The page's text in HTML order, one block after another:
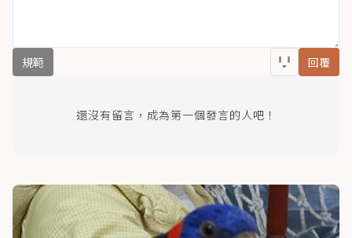
規範 回覆
還沒有留言，成為第一個發言的人吧！